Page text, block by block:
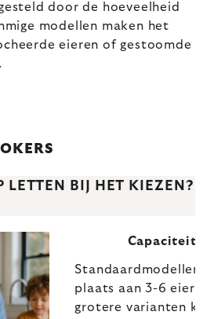
door de hoeveelheid
modellen maken het
eieren of gestoomde
LETTEN BIJ HET KIEZEN?
Capaciteit
Standaardmodellen
plaats aan 3-6 eieren,
grotere varianten